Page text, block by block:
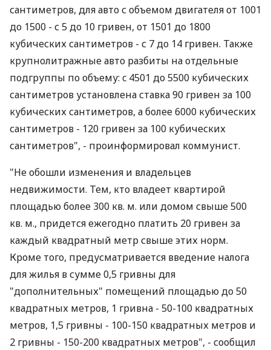
сантиметров, для авто с объемом двигателя от 1001
до 1500 - с 5 до 10 гривен, от 1501 до 1800
кубических сантиметров - с 7 до 14 гривен. Также
крупнолитражные авто разбиты на отдельные
подгруппы по объему: c 4501 до 5500 кубических
сантиметров установлена ставка 90 гривен за 100
кубических сантиметров, а более 6000 кубических
сантиметров - 120 гривен за 100 кубических
сантиметров", - проинформировал коммунист.
"Не обошли изменения и владельцев
недвижимости. Тем, кто владеет квартирой
площадью более 300 кв. м. или домом свыше 500
кв. м., придется ежегодно платить 20 гривен за
каждый квадратный метр свыше этих норм.
Кроме того, предусматривается введение налога
для жилья в сумме 0,5 гривны для
"дополнительных" помещений площадью до 50
квадратных метров, 1 гривна - 50-100 квадратных
метров, 1,5 гривны - 100-150 квадратных метров и
2 гривны - 150-200 квадратных метров", - сообщил